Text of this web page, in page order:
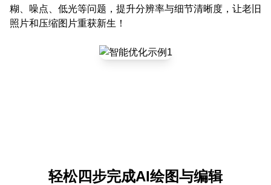
糊、噪点、低光等问题，提升分辨率与细节清晰度，让老旧
照片和压缩图片重获新生！
轻松四步完成AI绘图与编辑